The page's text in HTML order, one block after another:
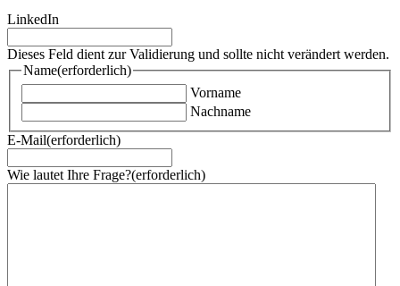
LinkedIn
Dieses Feld dient zur Validierung und sollte nicht verändert werden.
Name(erforderlich)
Vorname
Nachname
E-Mail(erforderlich)
Wie lautet Ihre Frage?(erforderlich)